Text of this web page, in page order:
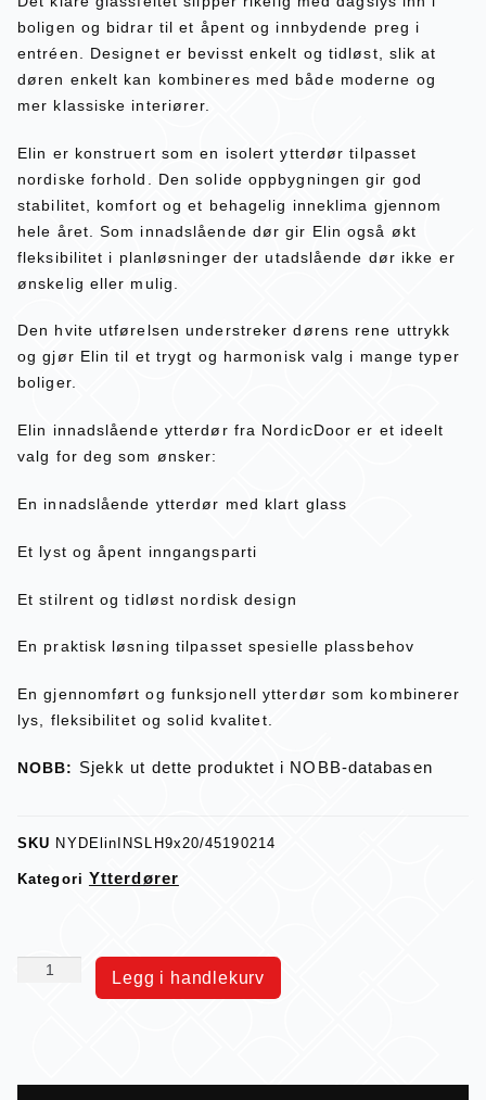
boligen og bidrar til et åpent og innbydende preg i
entréen. Designet er bevisst enkelt og tidløst, slik at
døren enkelt kan kombineres med både moderne og
mer klassiske interiører.
Elin er konstruert som en isolert ytterdør tilpasset
nordiske forhold. Den solide oppbygningen gir god
stabilitet, komfort og et behagelig inneklima gjennom
hele året. Som innadslående dør gir Elin også økt
fleksibilitet i planløsninger der utadslående dør ikke er
ønskelig eller mulig.
Den hvite utførelsen understreker dørens rene uttrykk
og gjør Elin til et trygt og harmonisk valg i mange typer
boliger.
Elin innadslående ytterdør fra NordicDoor er et ideelt
valg for deg som ønsker:
En innadslående ytterdør med klart glass
Et lyst og åpent inngangsparti
Et stilrent og tidløst nordisk design
En praktisk løsning tilpasset spesielle plassbehov
En gjennomført og funksjonell ytterdør som kombinerer
lys, fleksibilitet og solid kvalitet.
NOBB: Sjekk ut dette produktet i NOBB-databasen
SKU NYDElinINSLH9x20/45190214
Kategori Ytterdører
Legg i handlekurv